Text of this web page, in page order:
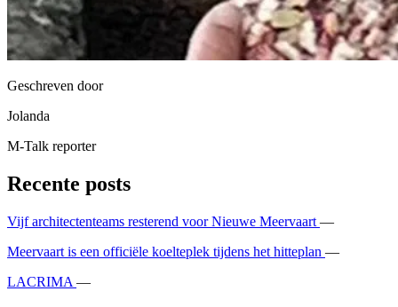
Geschreven door
Jolanda
M-Talk reporter
Recente posts
Vijf architectenteams resterend voor Nieuwe Meervaart —
Meervaart is een officiële koelteplek tijdens het hitteplan —
LACRIMA —